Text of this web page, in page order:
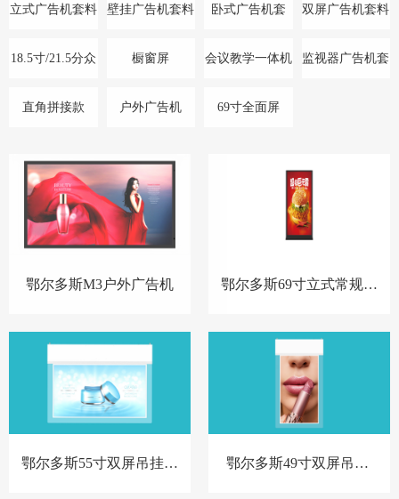
立式广告机套料 壁挂广告机套料 卧式广告机套
料/底座
双屏广告机套料
18.5寸/21.5分众
款
橱窗屏 会议教学一体机 监视器广告机套
直角拼接款 户外广告机 69寸全面屏
鄂尔多斯M3户外广告机
鄂尔多斯69寸立式常规全
鄂尔多斯55寸双屏吊挂横
鄂尔多斯49寸双屏吊挂-